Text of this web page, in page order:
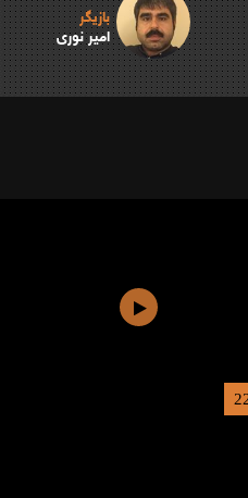
بازیگر
امیر نوری